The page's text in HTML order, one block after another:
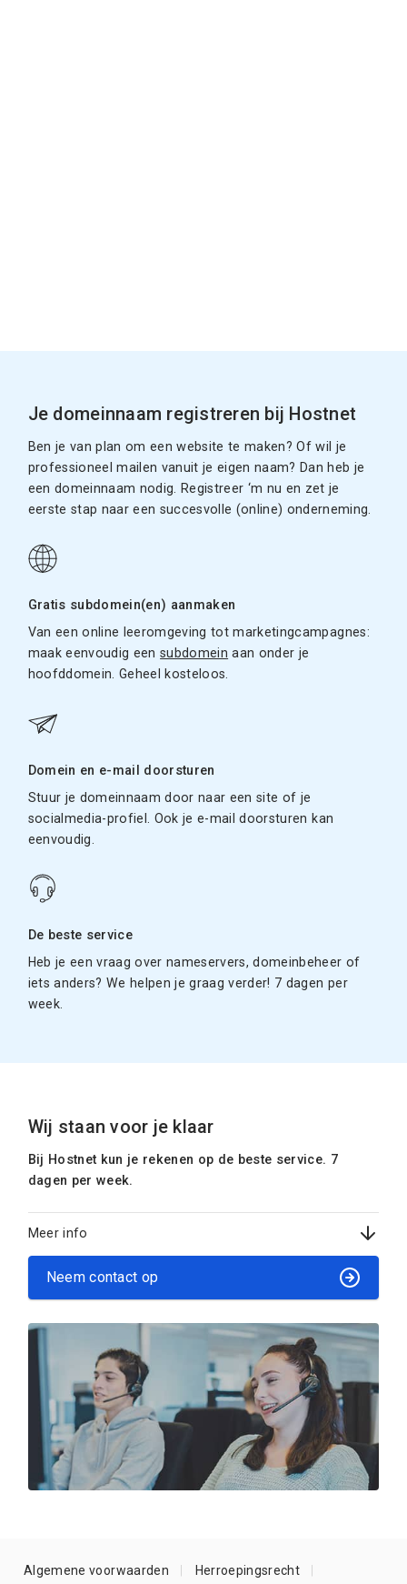
Je domeinnaam registreren bij Hostnet
Ben je van plan om een website te maken? Of wil je
professioneel mailen vanuit je eigen naam? Dan heb je
een domeinnaam nodig. Registreer ‘m nu en zet je
eerste stap naar een succesvolle (online) onderneming.
Gratis subdomein(en) aanmaken
Van een online leeromgeving tot marketingcampagnes:
maak eenvoudig eensubdomein aan onder je
hoofddomein. Geheel kosteloos.
Domein en e-mail doorsturen
Stuur je domeinnaam door naar een site of je
socialmedia-profiel. Ook je e-mail doorsturen kan
eenvoudig.
De beste service
Heb je een vraag over nameservers, domeinbeheer of
iets anders? We helpen je graag verder! 7 dagen per
week.
Wij staan voor je klaar
Bij Hostnet kun je rekenen op de beste service. 7
dagen per week.
Meer info
Neem contact op
Algemene voorwaarden Herroepingsrecht